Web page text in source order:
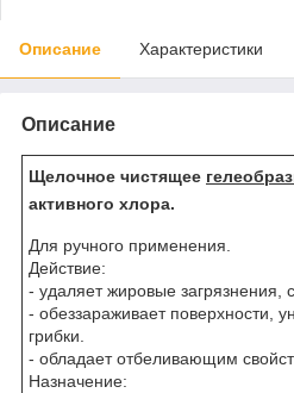
Описание Характеристики
Описание
Щелочное чистящее
активного хлора.
Для ручного применения.
Действие:
- удаляет жировые загрязнения,
- обеззараживает поверхности,
грибки.
- обладает отбеливающим
Назначение: